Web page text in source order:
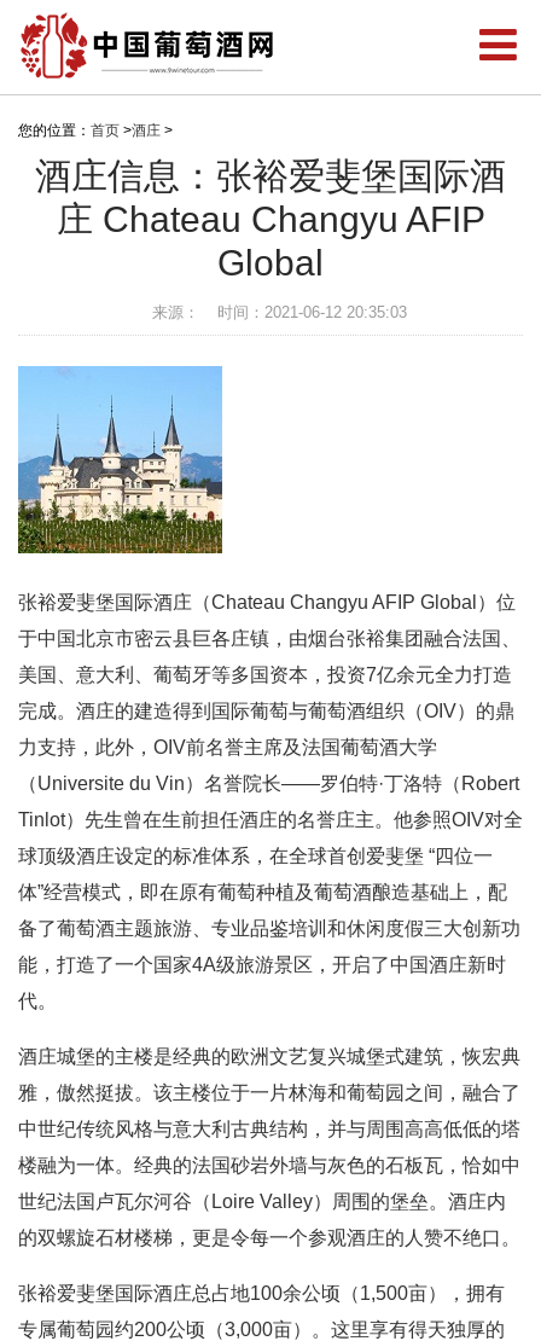
您的位置： 首页 >酒庄 >
酒庄信息：张裕爱斐堡国际酒
庄 Chateau Changyu AFIP
Global
来源： 时间：2021-06-12 20:35:03
张裕爱斐堡国际酒庄（Chateau Changyu AFIP Global）位
于中国北京市密云县巨各庄镇，由烟台张裕集团融合法国、
美国、意大利、葡萄牙等多国资本，投资7亿余元全力打造
完成。酒庄的建造得到国际葡萄与葡萄酒组织（OIV）的鼎
力支持，此外，OIV前名誉主席及法国葡萄酒大学
（Universite du Vin）名誉院长——罗伯特·丁洛特（Robert
Tinlot）先生曾在生前担任酒庄的名誉庄主。他参照OIV对全
球顶级酒庄设定的标准体系，在全球首创爱斐堡 “四位一
体”经营模式，即在原有葡萄种植及葡萄酒酿造基础上，配
备了葡萄酒主题旅游、专业品鉴培训和休闲度假三大创新功
能，打造了一个国家4A级旅游景区，开启了中国酒庄新时
代。
酒庄城堡的主楼是经典的欧洲文艺复兴城堡式建筑，恢宏典
雅，傲然挺拔。该主楼位于一片林海和葡萄园之间，融合了
中世纪传统风格与意大利古典结构，并与周围高高低低的塔
楼融为一体。经典的法国砂岩外墙与灰色的石板瓦，恰如中
世纪法国卢瓦尔河谷（Loire Valley）周围的堡垒。酒庄内
的双螺旋石材楼梯，更是令每一个参观酒庄的人赞不绝口。
张裕爱斐堡国际酒庄总占地100余公顷（1,500亩），拥有
专属葡萄园约200公顷（3,000亩）。这里享有得天独厚的